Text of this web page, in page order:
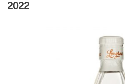
2022